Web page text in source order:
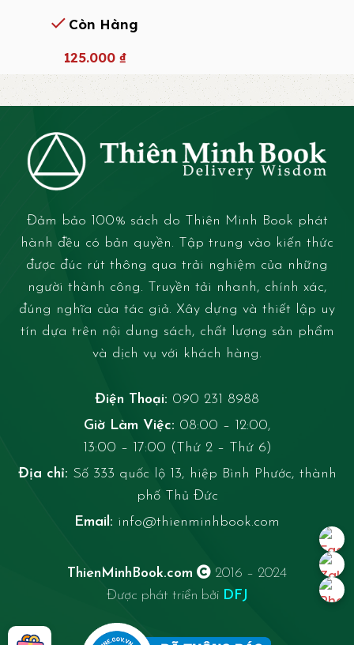
Còn Hàng
125.000 ₫
Đảm bảo 100% sách do Thiên Minh Book phát
hành đều có bản quyền. Tập trung vào kiến thức
được đúc rút thông qua trải nghiệm của những
người thành công. Truyền tải nhanh, chính xác,
đúng nghĩa của tác giả. Xây dựng và thiết lập uy
tín dựa trên nội dung sách, chất lượng sản phẩm
và dịch vụ với khách hàng.
Điện Thoại: 090 231 8988
Giờ Làm Việc: 08:00 – 12:00,
13:00 – 17:00 (Thứ 2 – Thứ 6)
Địa chỉ: Số 333 quốc lộ 13, hiệp Bình Phước, thành
phố Thủ Đức
Email: info@thienminhbook.com
ThienMinhBook.com
2016 – 2024
Được phát triển bởi DFJ